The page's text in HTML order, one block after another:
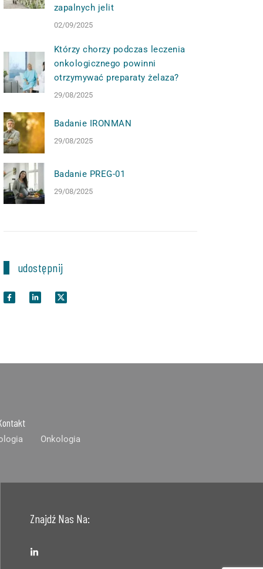
zapalnych jelit
02/09/2025
Którzy chorzy podczas leczenia
onkologicznego powinni
otrzymywać preparaty żelaza?
29/08/2025
Badanie IRONMAN
29/08/2025
Badanie PREG-01
29/08/2025
udostępnij
Onkologia
Znajdź Nas Na: